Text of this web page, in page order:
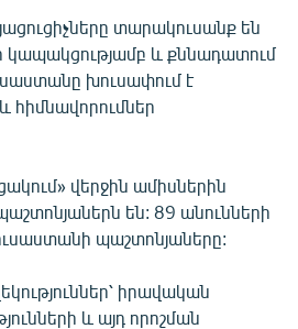
կայքերը
տարակուսանք են
կապակցությամբ և քննադատում
խուսափում է
հիմնավորումներ
վերջին ամիսներին
են: 89 անունների
պաշտոնյաները:
իրավական
և այդ որոշման